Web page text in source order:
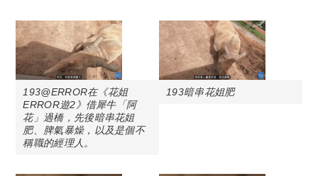
193@ERROR在《花姐
ERROR遊2》借犀牛「阿
花」過橋，先後暗串花姐
肥、脾氣暴燥，以及是個不
稱職的經理人。
193暗串花姐肥